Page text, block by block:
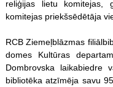
reliģijas lietu komitejas,
komitejas priekšsēdētāja
RCB Ziemeļblāzmas
domes Kultūras
Dombrovska laikabiedre
bibliotēka atzīmēja savu